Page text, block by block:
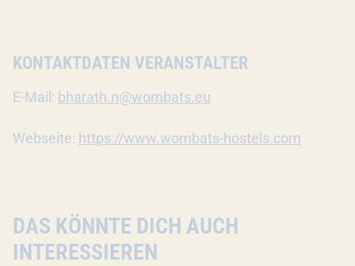
KONTAKTDATEN VERANSTALTER
E-Mail: bharath.n@wombats.eu
Webseite: https://www.wombats-hostels.com
DAS KÖNNTE DICH AUCH
INTERESSIEREN